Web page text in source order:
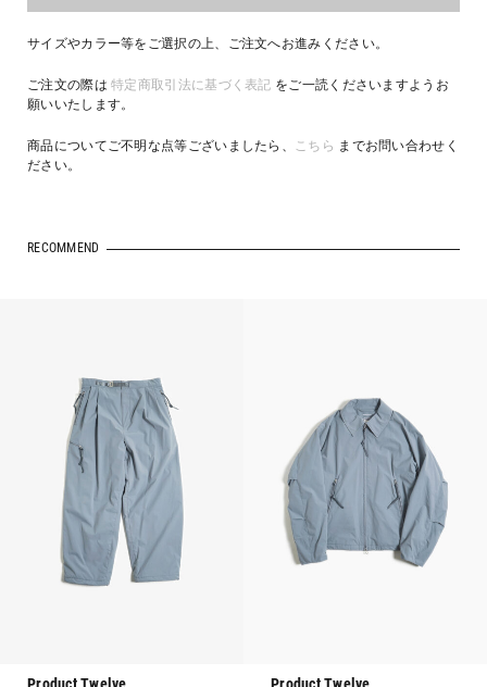
サイズやカラー等をご選択の上、ご注文へお進みください。
ご注文の際は特定商取引法に基づく表記 をご一読くださいますようお
願いいたします。
商品についてご不明な点等ございましたら、 こちら までお問い合わせく
ださい。
RECOMMEND